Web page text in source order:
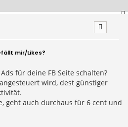
mir/Likes?
für deine FB Seite schalten?
wird, dest günstiger
geht auch durchaus für 6 cent und